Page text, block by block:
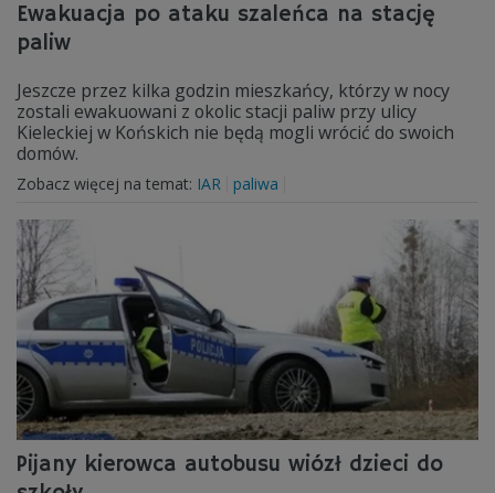
Ewakuacja po ataku szaleńca na stację
paliw
Jeszcze przez kilka godzin mieszkańcy, którzy w nocy
zostali ewakuowani z okolic stacji paliw przy ulicy
Kieleckiej w Końskich nie będą mogli wrócić do swoich
domów.
Zobacz więcej na temat: IAR paliwa
Pijany kierowca autobusu wiózł dzieci do